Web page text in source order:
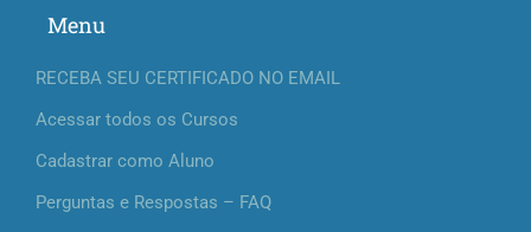
Menu
RECEBA SEU CERTIFICADO NO EMAIL
Acessar todos os Cursos
Cadastrar como Aluno
Perguntas e Respostas – FAQ